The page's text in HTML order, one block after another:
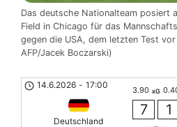
Das deutsche Nationalteam posiert
Field in Chicago für das
gegen die USA, dem letzten Test
AFP/Jacek Boczarski)
14.6.2026 - 17:00
Deutschland
3.90 xG
7 1